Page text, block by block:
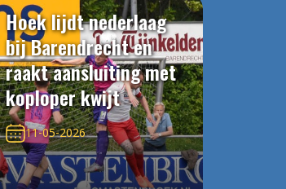
Hoek lijdt nederlaag
bij Barendrecht en
raakt aansluiting met
koploper kwijt
11-05-2026